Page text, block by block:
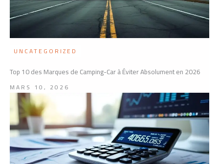
UNCATEGORIZED
Top 10 des Marques de Camping-Car à Éviter Absolument en 2026
MARS 10, 2026